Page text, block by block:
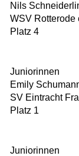
Nils
WSV Rotterode
Platz 4
Juniorinnen
Emily
SV Eintracht
Platz 1
Juniorinnen